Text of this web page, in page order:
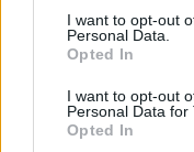
consent section.
I want to opt-out
Personal Data.
Opted In
I want to opt-out
Personal Data for
Opted In
Hrabal
voltak rossz
diákkorában,
elérnie